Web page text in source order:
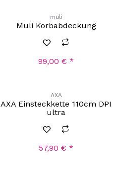
muli
Muli Korbabdeckung
99,00 € *
AXA
AXA Einsteckkette 110cm DPI
ultra
57,90 € *